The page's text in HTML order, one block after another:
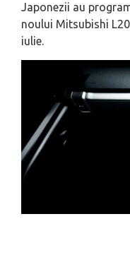
Japonezii au
noului Mitsubishi
iulie.